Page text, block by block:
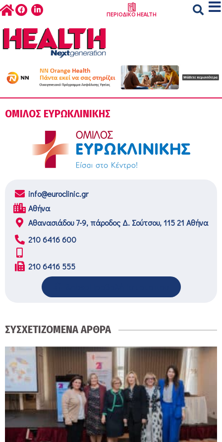
ΠΕΡΙΟΔΙΚΟ HEALTH
ΟΜΙΛΟΣ ΕΥΡΩΚΛΙΝΙΚΗΣ
info@euroclinic.gr
Αθήνα
Αθανασιάδου 7-9, πάροδος Δ. Σούτσου, 115 21 Αθήνα
210 6416 600
210 6416 555
ΣΥΣΧΕΤΙΖΟΜΕΝΑ ΑΡΘΡΑ